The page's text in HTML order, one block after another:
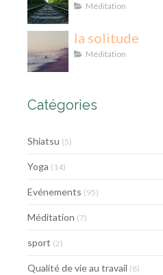
Méditation
la solitude
Méditation
Catégories
Shiatsu (5)
Yoga (14)
Evénements (95)
Méditation (7)
sport (2)
Qualité de vie au travail (8)